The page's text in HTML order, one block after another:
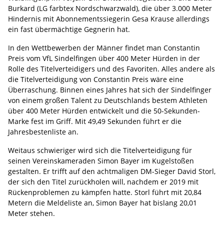
Burkard (LG farbtex Nordschwarzwald), die über 3.000 Meter
Hindernis mit Abonnementssiegerin Gesa Krause allerdings
ein fast übermächtige Gegnerin hat.
In den Wettbewerben der Männer findet man Constantin
Preis vom VfL Sindelfingen über 400 Meter Hürden in der
Rolle des Titelverteidigers und des Favoriten. Alles andere als
die Titelverteidigung von Constantin Preis wäre eine
Überraschung. Binnen eines Jahres hat sich der Sindelfinger
von einem großen Talent zu Deutschlands bestem Athleten
über 400 Meter Hürden entwickelt und die 50-Sekunden-
Marke fest im Griff. Mit 49,49 Sekunden führt er die
Jahresbestenliste an.
Weitaus schwieriger wird sich die Titelverteidigung für
seinen Vereinskameraden Simon Bayer im Kugelstoßen
gestalten. Er trifft auf den achtmaligen DM-Sieger David Storl,
der sich den Titel zurückholen will, nachdem er 2019 mit
Rückenproblemen zu kämpfen hatte. Storl führt mit 20,84
Metern die Meldeliste an, Simon Bayer hat bislang 20,01
Meter stehen.